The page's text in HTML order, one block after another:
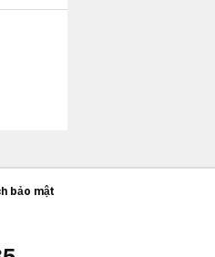
bảo mật